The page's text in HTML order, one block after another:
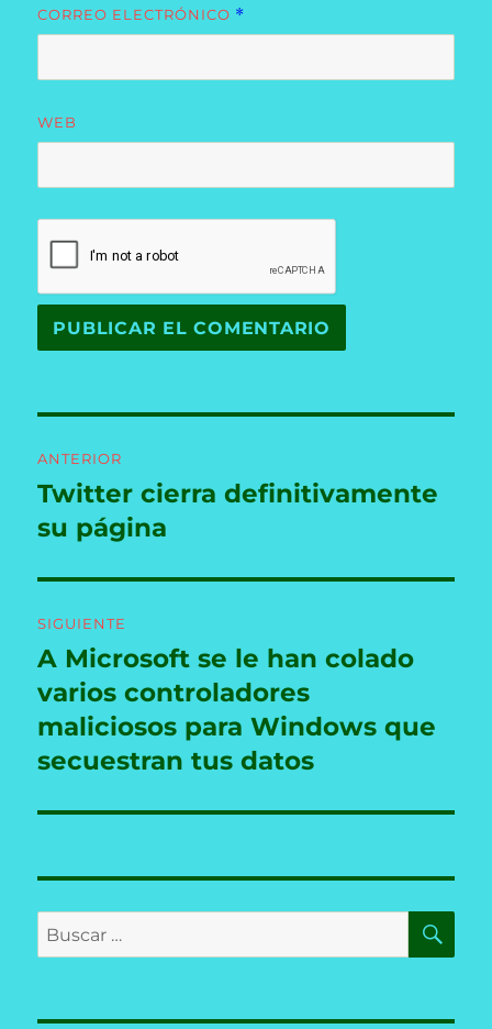
CORREO ELECTRÓNICO *
WEB
de
entradas
ANTERIOR
Entrada
anterior:
Twitter cierra definitivamente
su página
SIGUIENTE
Entrada
siguiente:
A Microsoft se le han colado
varios controladores
maliciosos para Windows que
secuestran tus datos
Buscar
por: